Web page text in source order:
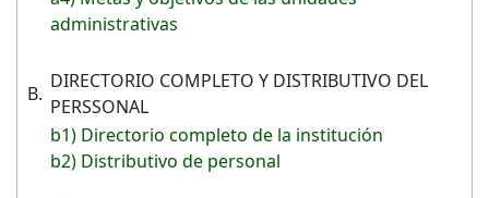
administrativas
B.
DIRECTORIO COMPLETO Y DISTRIBUTIVO DEL
PERSSONAL
b1) Directorio completo de la institución
b2) Distributivo de personal